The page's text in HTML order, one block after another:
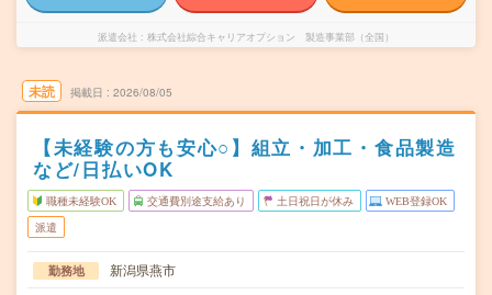
派遣会社 株式会社綜合キャリアオプション 製造事業部（全国）
未読 掲載日 2026/08/05
【未経験の方も安心○】組立・加工・食品製造
など/日払いOK
職種未経験OK 交通費別途支給あり 土日祝日が休み WEB登録OK
派遣
勤務地 新潟県燕市